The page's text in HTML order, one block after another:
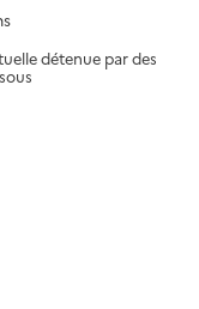
détenue par des